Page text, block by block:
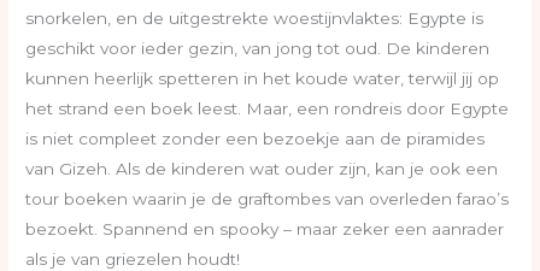
snorkelen, en de uitgestrekte woestijnvlaktes: Egypte is
geschikt voor ieder gezin, van jong tot oud. De kinderen
kunnen heerlijk spetteren in het koude water, terwijl jij op
het strand een boek leest. Maar, een rondreis door Egypte
is niet compleet zonder een bezoekje aan de piramides
van Gizeh. Als de kinderen wat ouder zijn, kan je ook een
tour boeken waarin je de graftombes van overleden farao’s
bezoekt. Spannend en spooky – maar zeker een aanrader
als je van griezelen houdt!